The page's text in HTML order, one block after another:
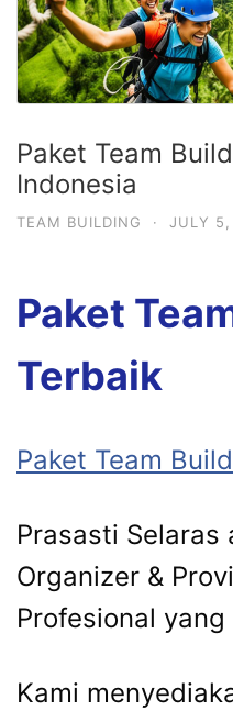
Paket Team
Indonesia
TEAM BUILDING · JULY
Paket
Terbaik
Paket Team
Prasasti Selaras
Organizer &
Profesional
Kami